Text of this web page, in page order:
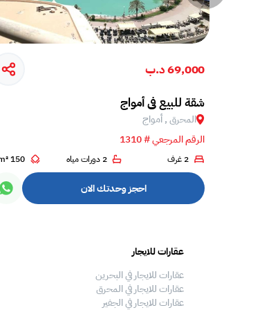
69,000 د.ب
شقة للبيع في أمواج
المحرق , أمواج
الرقم المرجعي # 1310
2 غرف 2 دورات مياه 150 m²
احجز وحدتك الان
عقارات للايجار
عقارات للايجار في البحرين
عقارات للايجار في المحرق
عقارات للايجار في الجفير